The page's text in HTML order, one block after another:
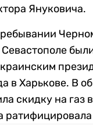
Януковича.
в Харькове. В
скидку на газ